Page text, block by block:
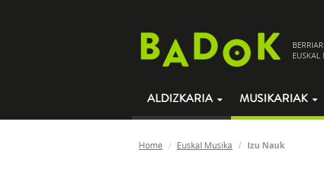
EUSKAL
ALDIZKARIA MUSIKARIAK
Home Euskal Musika Izu Nauk